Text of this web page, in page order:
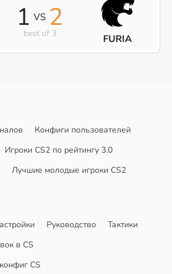
1 VS 2
best of 3 FURIA
Конфиги пользователей
Игроки CS2 по рейтингу 3.0
Лучшие молодые игроки CS2
Руководство
Тактики
в CS
CS